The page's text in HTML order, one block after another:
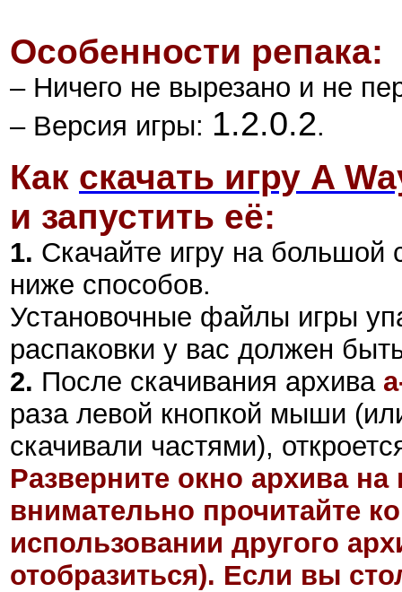
Особенности репака:
– Ничего не вырезано и не
– Версия игры: 1.2.0.2.
Как скачать игру A
и запустить её:
1. Скачайте игру на большой
ниже способов.
Установочные файлы игры
распаковки у вас должен
2. После скачивания архива
раза левой кнопкой мыши
скачивали частями),
Разверните окно архива на
внимательно прочитайте
использовании другого
отобразиться). Если вы